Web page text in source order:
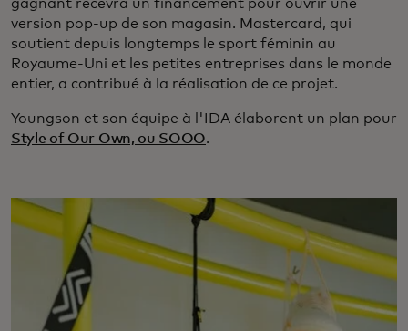
gagnant recevra un financement pour ouvrir une
version pop-up de son magasin. Mastercard, qui
soutient depuis longtemps le sport féminin au
Royaume-Uni et les petites entreprises dans le monde
entier, a contribué à la réalisation de ce projet.
Youngson et son équipe à l'IDA élaborent un plan pour
Style of Our Own, ou SOOO.